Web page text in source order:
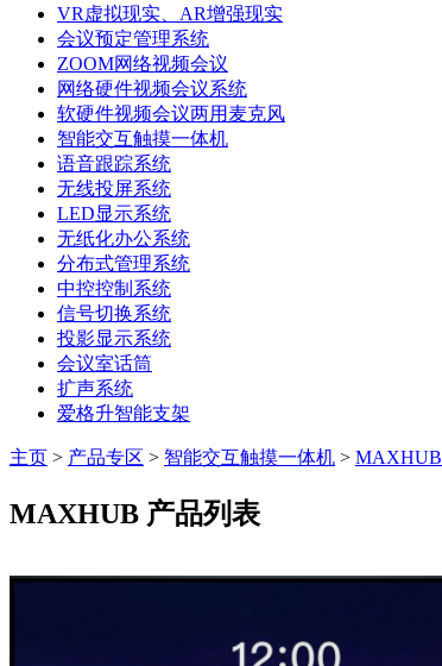
VR虚拟现实、AR增强现实
会议预定管理系统
ZOOM网络视频会议
网络硬件视频会议系统
软硬件视频会议两用麦克风
智能交互触摸一体机
语音跟踪系统
无线投屏系统
LED显示系统
无纸化办公系统
分布式管理系统
中控控制系统
信号切换系统
投影显示系统
会议室话筒
扩声系统
爱格升智能支架
主页 > 产品专区 > 智能交互触摸一体机 > MAXHUB
MAXHUB 产品列表